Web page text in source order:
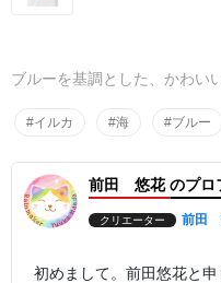
ブルーを基調とした、かわい
#イルカ #海 #ブルー
前田 悠花 のプロ
クリエーター 前田
初めまして。前田悠花と申